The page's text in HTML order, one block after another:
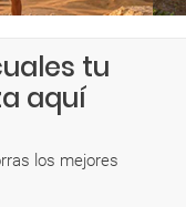
tu
aquí
los mejores